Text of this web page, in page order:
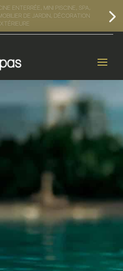
: 10H-12H30 / 14H-18H
:10H-13H À 14H-18H